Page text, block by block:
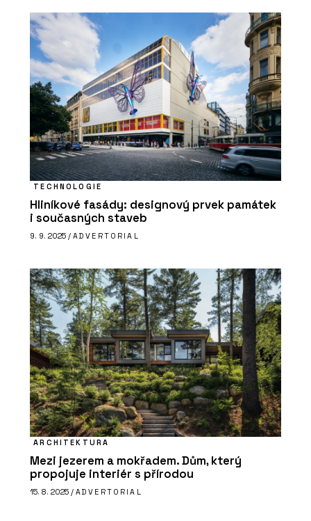
TECHNOLOGIE
Hliníkové fasády: designový prvek památek
i současných staveb
9. 9. 2025 / ADVERTORIAL
ARCHITEKTURA
Mezi jezerem a mokřadem. Dům, který
propojuje interiér s přírodou
15. 8. 2025 / ADVERTORIAL